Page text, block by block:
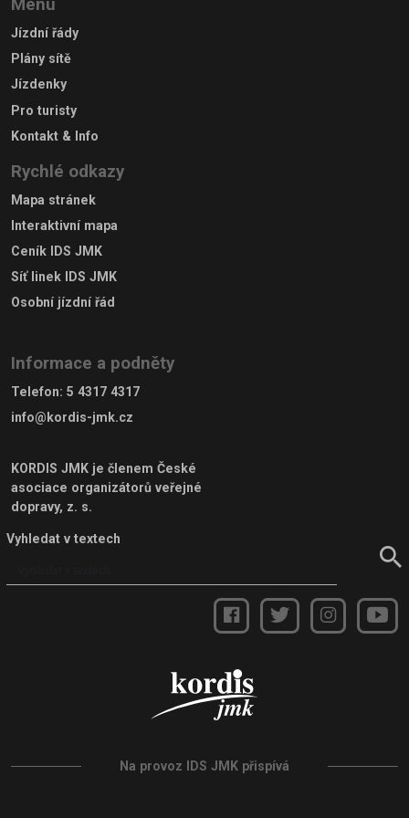
Menu
Jízdní řády
Plány sítě
Jízdenky
Pro turisty
Kontakt & Info
Rychlé odkazy
Mapa stránek
Interaktivní mapa
Ceník IDS JMK
Síť linek IDS JMK
Osobní jízdní řád
Informace a podněty
Telefon: 5 4317 4317
info@kordis-jmk.cz
KORDIS JMK je členem České
asociace organizátorů veřejné
dopravy, z. s.
Vyhledat v textech
Na provoz IDS JMK přispívá